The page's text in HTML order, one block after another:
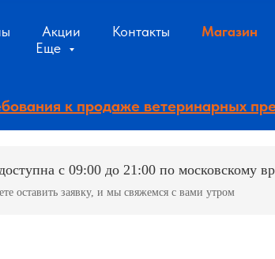
Акции Контакты
Магазин
Еще
к продаже ветеринарных
с 09:00 до 21:00 по московскому
оставить заявку, и мы свяжемся с вами утром